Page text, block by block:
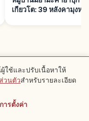
เกียวโต: 39 หลังคามุงหญ้
: ใบไม้แดง 3,000 ต้น มิ
ใกล้เคียง
ใช้และปรับเนื้อหาให้
วนตัวสำหรับรายละเอียด
การตั้งค่า